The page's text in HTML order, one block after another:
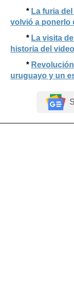
* La furia
volvió a ponerlo
* La visita
historia del
*
uruguayo y un